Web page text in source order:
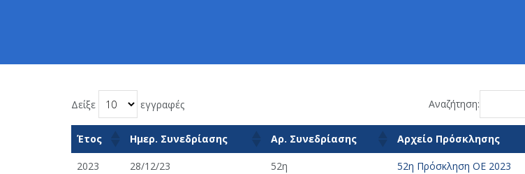
Δείξε εγγραφές Αναζήτηση:
Έτος Ημερ. Συνεδρίασης Αρ. Συνεδρίασης Αρχείο Πρόσκλησης
2023 28/12/23 52η
52η Πρόσκληση ΟΕ 2023